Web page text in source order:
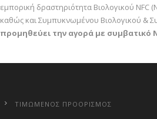
εμπορική δραστηριότητα Βιολογικού
καθώς και Συμπυκνωμένου Βιολογικού &
προμηθεύει την αγορά με συμβατικό
ΤΙΜΩΜΕΝΟΣ ΠΡΟΟΡΙΣΜΟΣ